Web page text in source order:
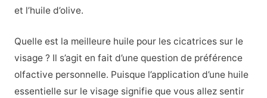
et l’huile d’olive.
Quelle est la meilleure huile pour les cicatrices sur le
visage ? Il s’agit en fait d’une question de préférence
olfactive personnelle. Puisque l’application d’une huile
essentielle sur le visage signifie que vous allez sentir